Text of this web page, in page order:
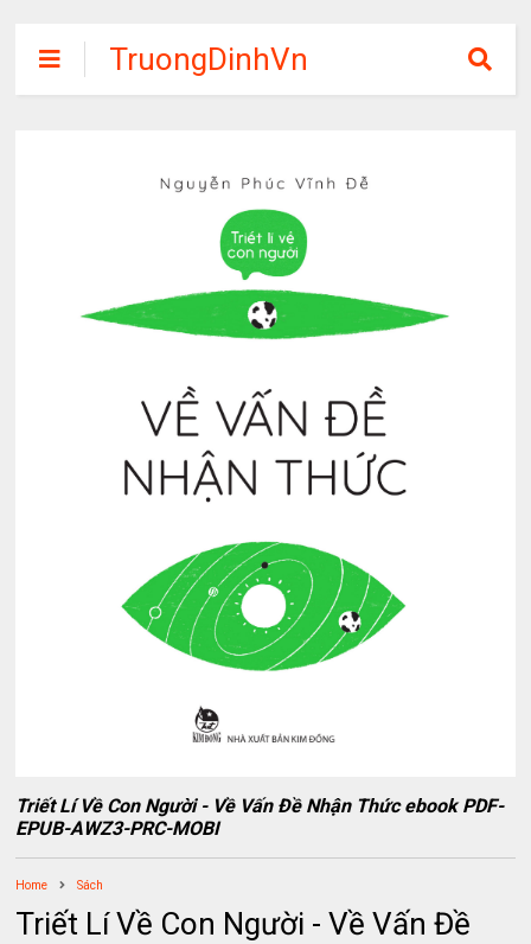
TruongDinhVn
Chia sẽ ebook,
phần mềm học
tập miễn phí
Triết Lí Về Con Người - Về Vấn Đề Nhận Thức ebook PDF-
EPUB-AWZ3-PRC-MOBI
Home Sách
Triết Lí Về Con Người - Về Vấn Đề